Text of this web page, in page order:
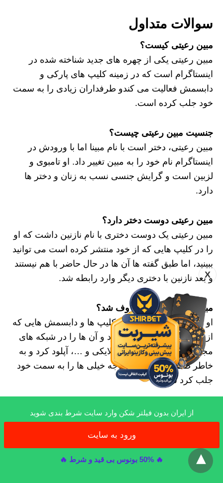
X
سوالات متداول
مبین رعیتی کیست؟
مبین رعیتی یکی از چهره های جدید شناخته شده در
اینستاگرام است که در زمینه کلیپ های پارکی و
دابسمش فعالیت می کندو طرفداران زیادی را به سمت
خود جلب کرده است.
جنسیت مبین رعیتی چیست؟
مبین رعیتی، دختر است با نام مبینا اما با ورودش در
اینستاگرام نام خود را به مبین تغییر داد. او تامبوی و
لزبین است و گرایش جنسی نسب به زنان و دختر ها
دارد.
مبین رعیتی دوست دختر دارد؟
مبین رعیتی یک دوست دختری با نام نازنین داشت که او
را در کلیپ هایی که از خود منتشر کرده است می توانید
ببینید، اما طبق گفته ها آن ها در حال حاضر با هم نیستند
و بعد نازنین با دختری دیگر وارد رابطه شد.
مبین رعیتی چگونه معروف شد؟
او فعالیت خود را از طریق کلیپ ها و دابسمش هایی که
از خود می ساخت شروع کرد و آن ها را در شبکه های
مجازی از جمله اینستاگرام، لایکی و …، آپلود کرد و به
خاطر ظاهر پسرانه اش توجه خیلی ها را به سمت خود
جلب کرد شد.
nagard
نگرد در فضای مجازی فعالیت کنم. بنده دانشجو رشته کامپیوتر
در هلند هستم و یکی از با سابقه ترین ها در عرصه مجازی ایران
هستم. مدیر بیش از 37 سایت موفق در زمینه های مختلف نیز می باشم.
از ایران بدون فیلتر شکن وارد سایت شرط بندی شوید
ورود به سایت
🔥 50% بونوس بی قید و شرط 🔥